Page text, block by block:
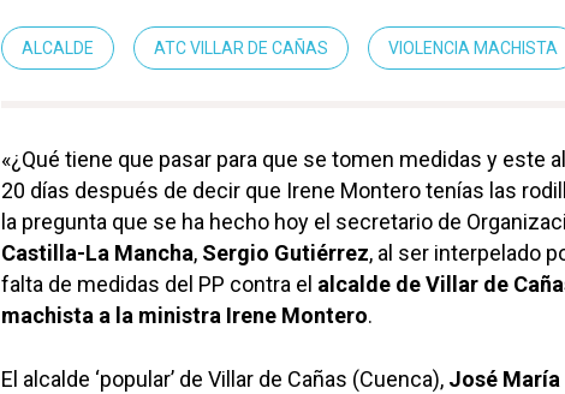
ALCALDE ATC VILLAR DE CAÑAS VIOLENCIA MACHISTA
«¿Qué tiene que pasar para que se tomen medidas y este
20 días después de decir que Irene Montero tenías las
la pregunta que se ha hecho hoy el secretario de
Castilla-La Mancha, Sergio Gutiérrez, al ser interpelado
falta de medidas del PP contra el alcalde deVillar de
machista a la ministra Irene Montero.
El alcalde ‘popular’ de Villar de Cañas (Cuenca), José María